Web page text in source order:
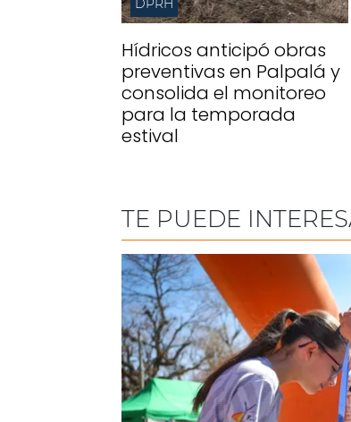
Hídricos anticipó obras
preventivas en Palpalá y
consolida el monitoreo
para la temporada
estival
TE PUEDE